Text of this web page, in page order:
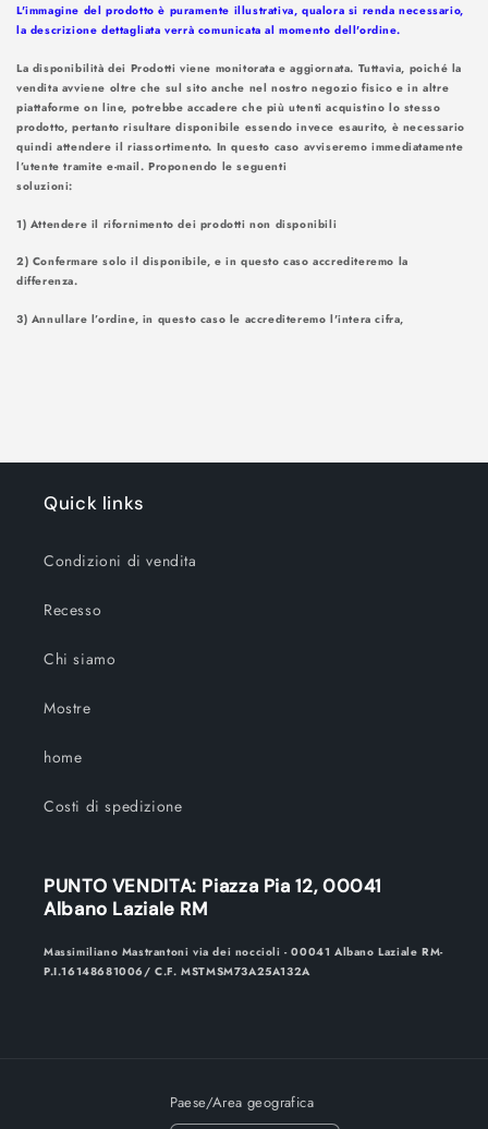
L'immagine del prodotto è puramente illustrativa, qualora si renda necessario,
la descrizione dettagliata verrà comunicata al momento dell'ordine.
La disponibilità dei Prodotti viene monitorata e aggiornata. Tuttavia, poiché la
vendita avviene oltre che sul sito anche nel nostro negozio fisico e in altre
piattaforme on line, potrebbe accadere che più utenti acquistino lo stesso
prodotto, pertanto risultare disponibile essendo invece esaurito, è necessario
quindi attendere il riassortimento. In questo caso avviseremo immediatamente
l’utente tramite e-mail. Proponendo le seguenti
1) Attendere il rifornimento dei prodotti non disponibili
2) Confermare solo il disponibile, e in questo caso accrediteremo la
differenza.
3) Annullare l’ordine, in questo caso le accrediteremo l'intera cifra,
Quick links
Condizioni di vendita
Recesso
Chi siamo
Mostre
home
Costi di spedizione
PUNTO VENDITA: Piazza Pia 12, 00041
Albano Laziale RM
Massimiliano Mastrantoni via dei noccioli - 00041 Albano Laziale RM-
P.I.16148681006/ C.F. MSTMSM73A25A132A
Paese/Area geografica